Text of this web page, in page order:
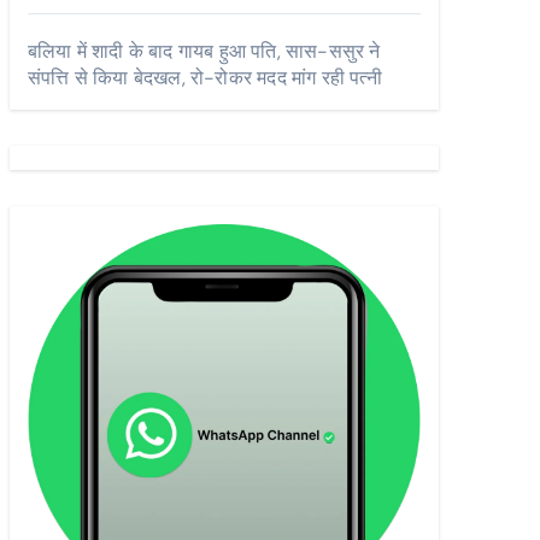
बलिया में शादी के बाद गायब हुआ पति, सास-ससुर ने
संपत्ति से किया बेदखल, रो-रोकर मदद मांग रही पत्नी